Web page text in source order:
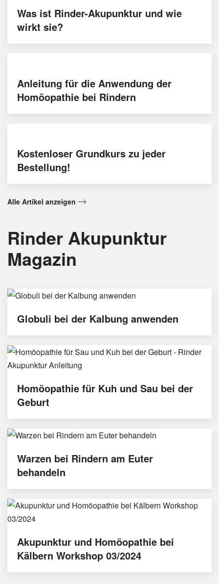
Was ist Rinder-Akupunktur und wie
wirkt sie?
Anleitung für die Anwendung der
Homöopathie bei Rindern
Kostenloser Grundkurs zu jeder
Bestellung!
Alle Artikel anzeigen
Rinder Akupunktur
Magazin
Globuli bei der Kalbung anwenden
Homöopathie für Kuh und Sau bei der
Geburt
Warzen bei Rindern am Euter
behandeln
Akupunktur und Homöopathie bei
Kälbern Workshop 03/2024